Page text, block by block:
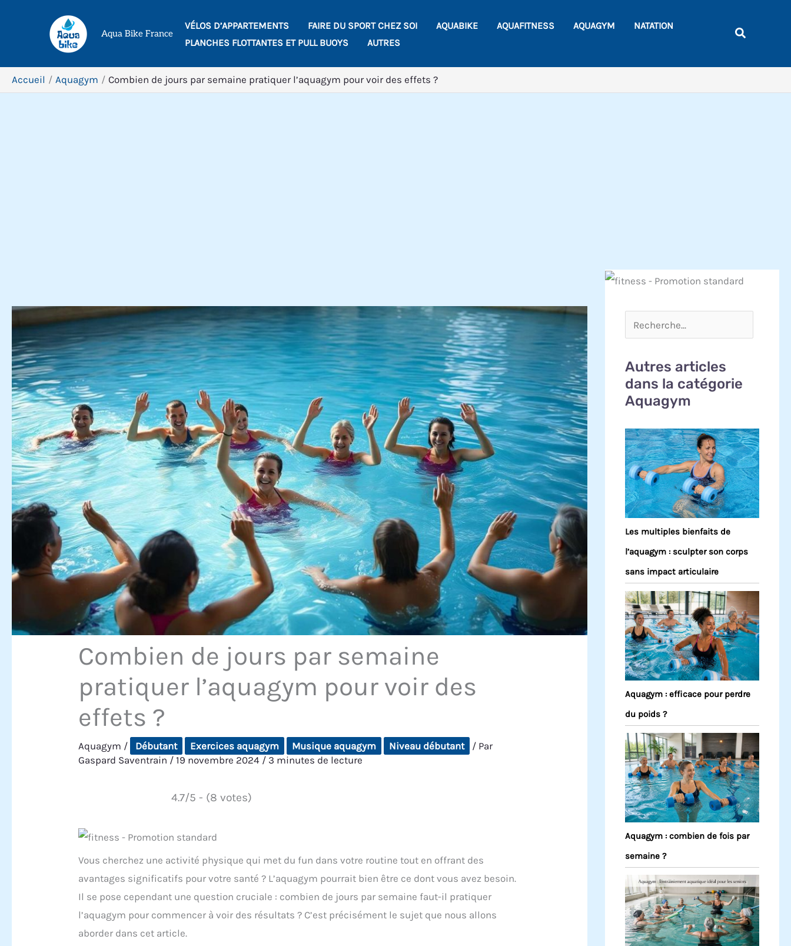
Aqua Bike France
VÉLOS D’APPARTEMENTS FAIRE DU SPORT CHEZ SOI AQUABIKE AQUAFITNESS AQUAGYM
NATATION
PLANCHES FLOTTANTES ET PULL BUOYS
AUTRES
Accueil Aquagym Combien de jours par semaine pratiquer l’aquagym pour voir des effets ?
Combien de jours par semaine
pratiquer l’aquagym pour voir des
effets ?
Aquagym / Débutant Exercices aquagym Musique aquagym Niveau débutant
/ Par
Gaspard Saventrain /19 novembre 2024 / 3 minutes de lecture
4.7/5 - (8 votes)
Vous cherchez une activité physique qui met du fun dans votre routine tout en offrant des
avantages significatifs pour votre santé ? L’aquagym pourrait bien être ce dont vous avez besoin.
Il se pose cependant une question cruciale : combien de jours par semaine faut-il pratiquer
l’aquagym pour commencer à voir des résultats ? C’est précisément le sujet que nous allons
aborder dans cet article.
Autres articles
dans la catégorie
Aquagym
Les multiples bienfaits de
l’aquagym : sculpter son corps
sans impact articulaire
Aquagym : efficace pour perdre
du poids ?
Aquagym : combien de fois par
semaine ?